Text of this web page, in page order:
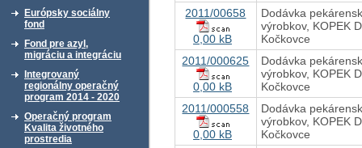
Európsky sociálny
fond
Fond pre azyl,
migráciu a integráciu
Integrovaný
regionálny operačný
program 2014 - 2020
Operačný program
Kvalita životného
prostredia
2011/00658
0,00 kB
Dodávka
výrobkov, KOPEK
Kočkovce
2011/000625
0,00 kB
Dodávka
výrobkov, KOPEK
Kočkovce
2011/000558
0,00 kB
Dodávka
výrobkov, KOPEK
Kočkovce